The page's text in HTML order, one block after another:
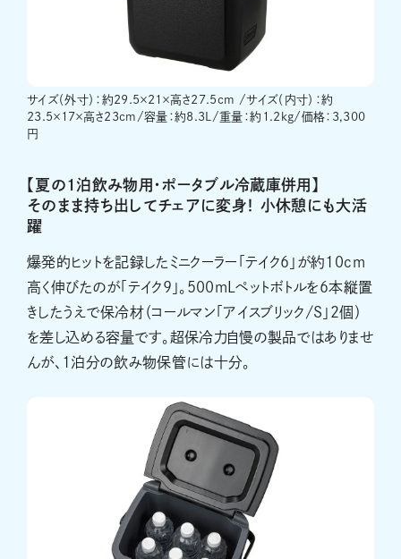
サイズ（外寸）：約29.5×21×高さ27.5cm /サイズ（内寸）：約
23.5×17×高さ23cm/容量：約8.3L/重量：約1.2kg/価格：3,300
円
【夏の1泊飲み物用・ポータブル冷蔵庫併用】
そのまま持ち出してチェアに変身！ 小休憩にも大活
躍
爆発的ヒットを記録したミニクーラー「テイク6」が約10cm
高く伸びたのが「テイク9」。500mLペットボトルを6本縦置
きしたうえで保冷材（コールマン「アイスブリック/S」2個）
を差し込める容量です。超保冷力自慢の製品ではありませ
んが、1泊分の飲み物保管には十分。